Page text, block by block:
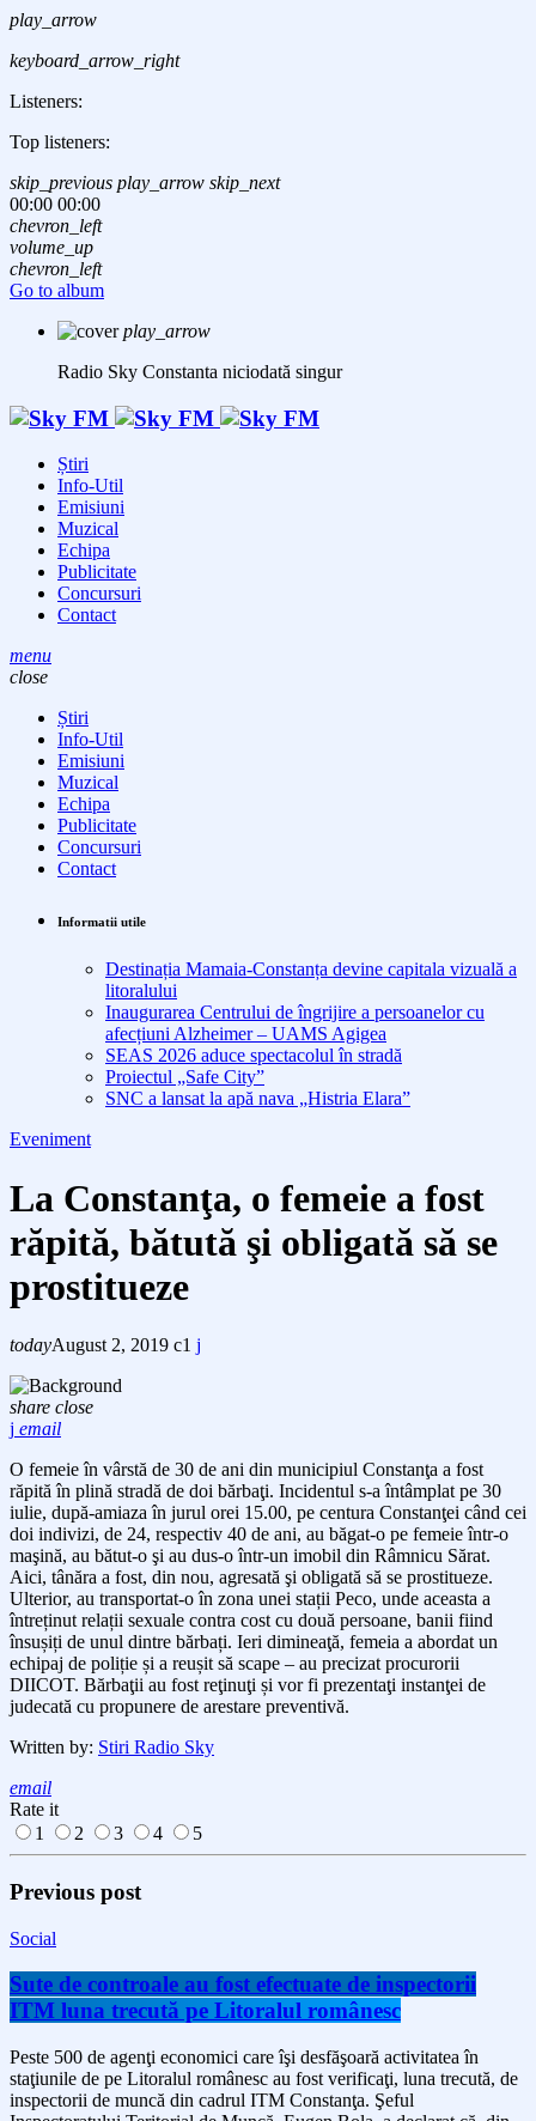
play_arrow
keyboard_arrow_right
Listeners:
Top listeners:
skip_previous play_arrow skip_next
00:00 00:00
chevron_left
volume_up
chevron_left
Go to album
play_arrow
Radio Sky Constanta niciodată singur
Știri
Info-Util
Emisiuni
Muzical
Echipa
Publicitate
Concursuri
Contact
menu
close
Știri
Info-Util
Emisiuni
Muzical
Echipa
Publicitate
Concursuri
Contact
Informatii utile
Destinația Mamaia-Constanța devine capitala vizuală a
litoralului
Inaugurarea Centrului de îngrijire a persoanelor cu
afecțiuni Alzheimer – UAMS Agigea
SEAS 2026 aduce spectacolul în stradă
Proiectul „Safe City”
SNC a lansat la apă nava „Histria Elara”
Eveniment
La Constanţa, o femeie a fost
răpită, bătută şi obligată să se
prostitueze
todayAugust 2, 2019 1
share close
email
O femeie în vârstă de 30 de ani din municipiul Constanţa a fost
răpităîn plină stradă de doi bărbaţi. Incidentul s-a întâmplat pe 30
iulie, după-amiaza în jurul orei 15.00, pe centura Constanţei când cei
doi indivizi, de 24, respectiv 40 de ani, au băgat-o pe femeieîntr-o
maşină, au bătut-o şi au dus-o într-un imobil din Râmnicu Sărat.
Aici, tânăra a fost, din nou, agresată şi obligată să se prostitueze.
Ulterior, au transportat-o în zona unei stații Peco, unde aceasta a
întreținut relații sexuale contra cost cu două persoane, banii fiind
însușiți de unul dintre bărbați. Ieri dimineaţă, femeia a abordat un
echipaj de poliție și a reușit să scape – au precizat procurorii
DIICOT. Bărbaţii au fost reţinuţi și vor fi prezentaţi instanţei de
judecată cu propunere de arestare preventivă.
Written by: Stiri Radio Sky
email
Rate it
1
2 3 4 5
Previous post
Social
Sute de controale au fost efectuate de inspectorii
ITM luna trecută pe Litoralul românesc
Peste 500 de agenţi economici care îşi desfăşoară activitatea în
staţiunile de pe Litoralul românesc au fost verificaţi, luna trecută, de
inspectorii de muncă din cadrul ITM Constanţa. Şeful